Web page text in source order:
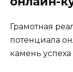
Грамотная
потенциала
камень успеха